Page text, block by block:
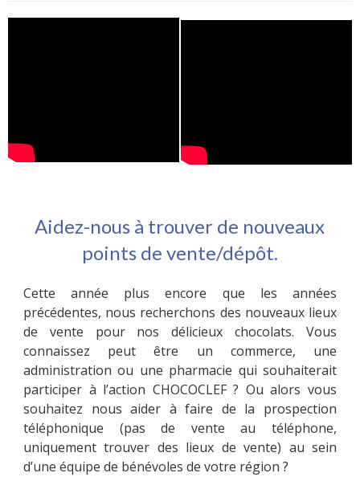
Aidez-nous à trouver de nouveaux
points de vente/dépôt.
Cette année plus encore que les années
précédentes, nous recherchons des nouveaux lieux
de vente pour nos délicieux chocolats. Vous
connaissez peut être un commerce, une
administration ou une pharmacie qui souhaiterait
participer à l’action CHOCOCLEF ? Ou alors vous
souhaitez nous aider à faire de la prospection
téléphonique (pas de vente au téléphone,
uniquement trouver des lieux de vente) au sein
d’une équipe de bénévoles de votre région ?